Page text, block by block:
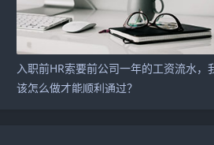
入职前HR索要前公司一年的工资流水，
该怎么做才能顺利通过？